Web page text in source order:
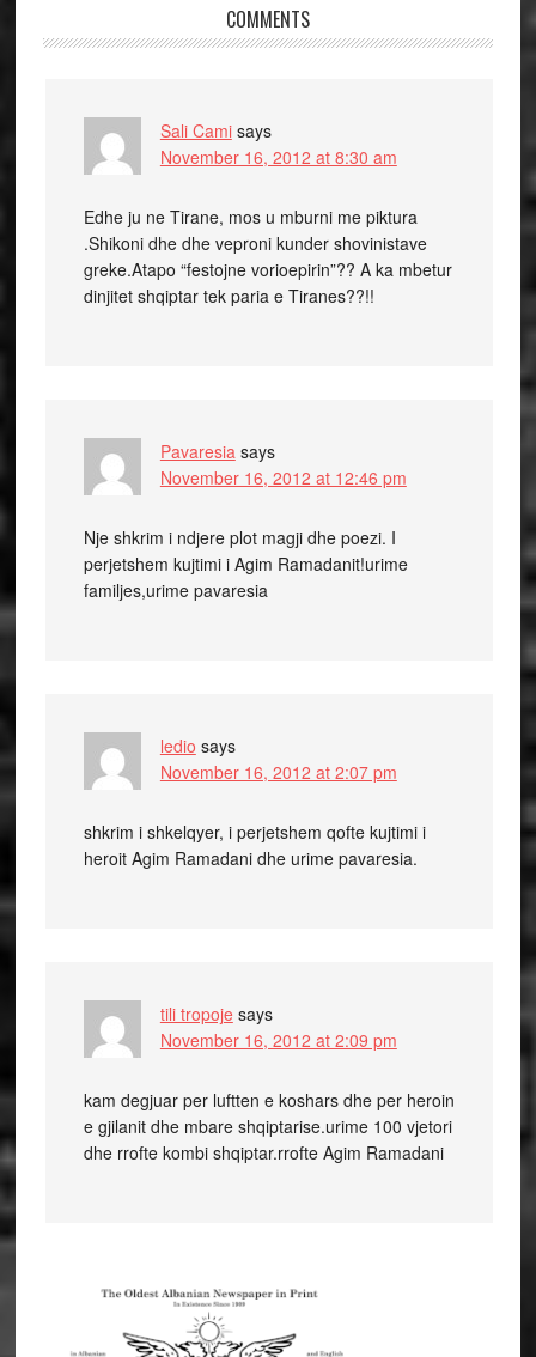
COMMENTS
Sali Cami says
November 16, 2012 at 8:30 am
Edhe ju ne Tirane, mos u mburni me piktura
.Shikoni dhe dhe veproni kunder shovinistave
greke.Atapo “festojne vorioepirin”?? A ka mbetur
dinjitet shqiptar tek paria e Tiranes??!!
Pavaresia says
November 16, 2012 at 12:46 pm
Nje shkrim i ndjere plot magji dhe poezi. I
perjetshem kujtimi i Agim Ramadanit!urime
familjes,urime pavaresia
ledio says
November 16, 2012 at 2:07 pm
shkrim i shkelqyer, i perjetshem qofte kujtimi i
heroit Agim Ramadani dhe urime pavaresia.
tili tropoje says
November 16, 2012 at 2:09 pm
kam degjuar per luftten e koshars dhe per heroin
e gjilanit dhe mbare shqiptarise.urime 100 vjetori
dhe rrofte kombi shqiptar.rrofte Agim Ramadani